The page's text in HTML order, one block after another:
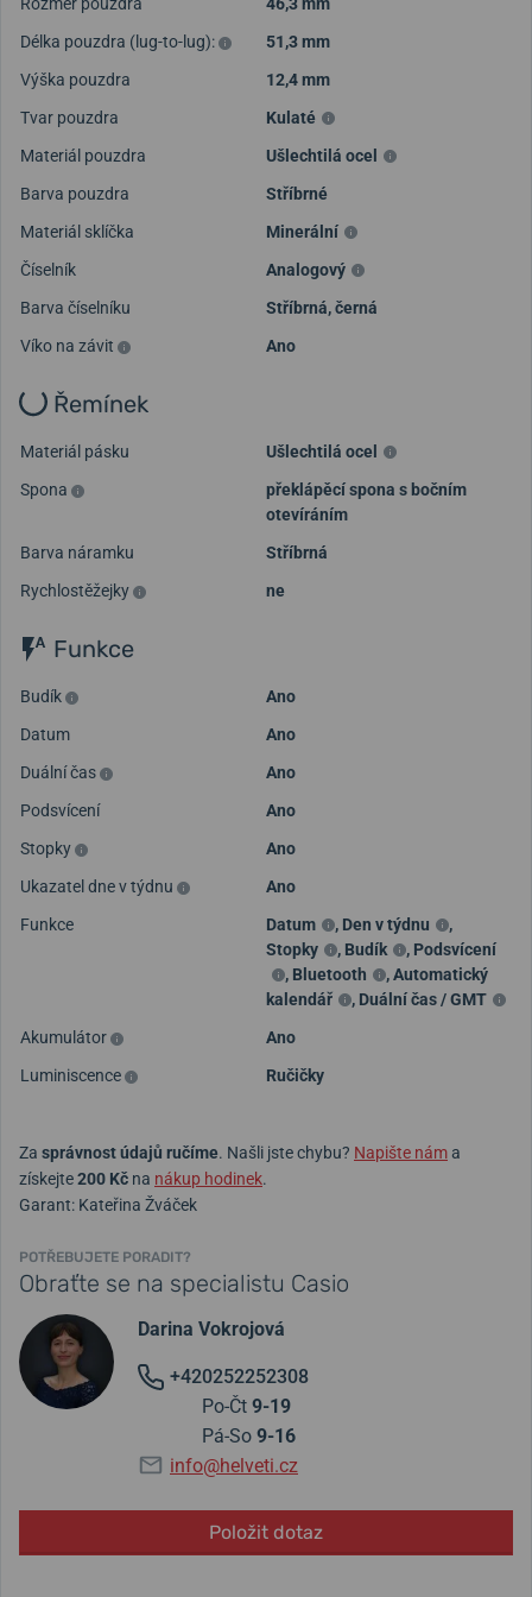
Načíst další videa
Rozměr pouzdra
46,3 mm
Délka pouzdra (lug-to-lug):
51,3 mm
Výška pouzdra
12,4 mm
Tvar pouzdra
Kulaté
Materiál pouzdra
Ušlechtilá ocel
Barva pouzdra
Stříbrné
Materiál sklíčka
Minerální
Číselník
Analogový
Barva číselníku
Stříbrná, černá
Víko na závit
Ano
Řemínek
Materiál pásku
Ušlechtilá ocel
Spona
překlápěcí spona s bočním
otevíráním
Barva náramku
Stříbrná
Rychlostěžejky
ne
Funkce
Budík
Ano
Datum
Ano
Duální čas
Ano
Podsvícení
Ano
Stopky
Ano
Ukazatel dne v týdnu
Ano
Funkce
Datum , Den v týdnu
,
Stopky
, Budík , Podsvícení
, Bluetooth ,Automatický
kalendář
, Duální čas / GMT
Akumulátor
Ano
Luminiscence
Ručičky
Za správnost údajů ručíme. Našli jste chybu? Napište náma
získejte200 Kč na nákup hodinek.
Garant: Kateřina Žváček
POTŘEBUJETE PORADIT?
Obraťte se na specialistu Casio
Darina Vokrojová
+420252252308
Po-Čt 9-19
Pá-So 9-16
info@helveti.cz
Položit dotaz